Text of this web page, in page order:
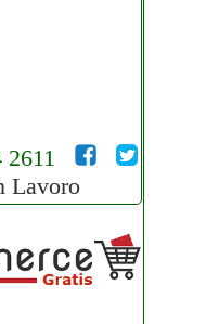
2611
Lavoro